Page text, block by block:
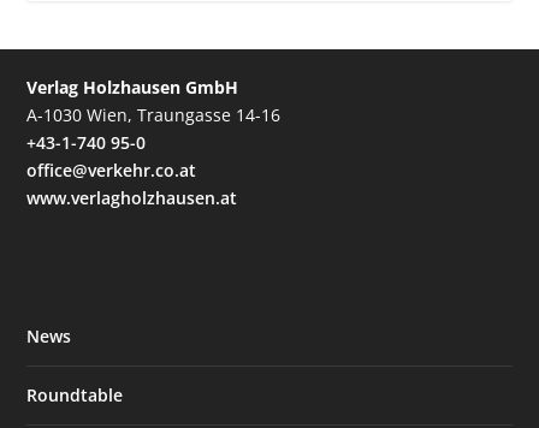
Verlag Holzhausen GmbH
A-1030 Wien, Traungasse 14-16
+43-1-740 95-0
office@verkehr.co.at
www.verlagholzhausen.at
News
Roundtable